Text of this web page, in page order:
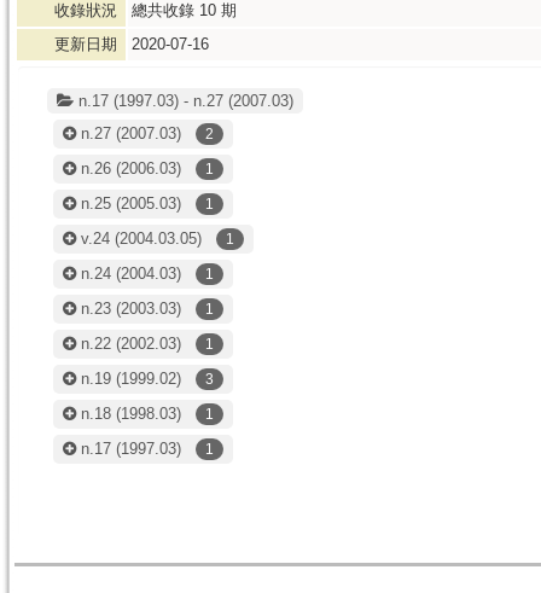
收錄狀況 總共收錄 10 期
更新日期
2020-07-16
n.17 (1997.03) - n.27 (2007.03)
n.27 (2007.03) 2
n.26 (2006.03) 1
n.25 (2005.03) 1
v.24 (2004.03.05) 1
n.24 (2004.03) 1
n.23 (2003.03) 1
n.22 (2002.03) 1
n.19 (1999.02) 3
n.18 (1998.03) 1
n.17 (1997.03) 1